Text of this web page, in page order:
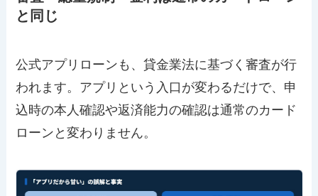
と同じ
公式アプリローンも、貸金業法に基づく審査が行
われます。アプリという入口が変わるだけで、申
込時の本人確認や返済能力の確認は通常のカード
ローンと変わりません。